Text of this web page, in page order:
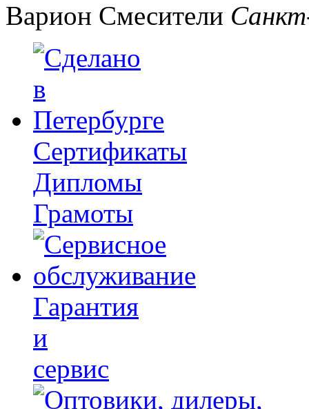
Варион Смесители
Сертификаты
Дипломы
Грамоты
Гарантия
и
сервис